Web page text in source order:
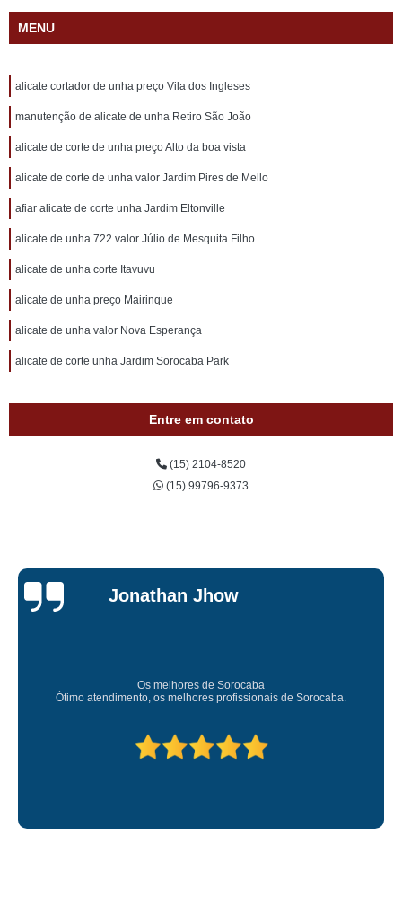
MENU
alicate cortador de unha preço Vila dos Ingleses
manutenção de alicate de unha Retiro São João
alicate de corte de unha preço Alto da boa vista
alicate de corte de unha valor Jardim Pires de Mello
afiar alicate de corte unha Jardim Eltonville
alicate de unha 722 valor Júlio de Mesquita Filho
alicate de unha corte Itavuvu
alicate de unha preço Mairinque
alicate de unha valor Nova Esperança
alicate de corte unha Jardim Sorocaba Park
Entre em contato
(15) 2104-8520
(15) 99796-9373
Jhow
profissionais de Sorocaba.
Amei o atendimento. Preco
Deixou o meu bem